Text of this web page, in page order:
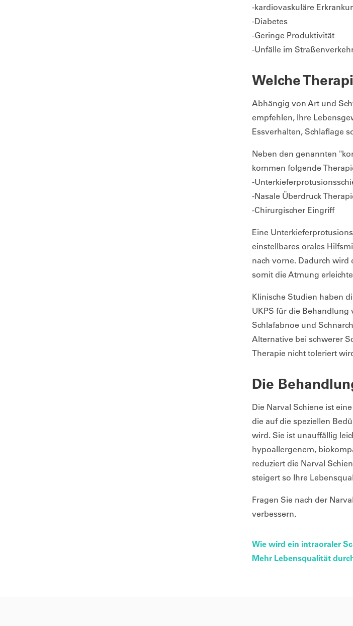
-kardiovaskuläre
-Diabetes
-Geringe Produktivität
-Unfälle im
Welche
Abhängig von Art und
empfehlen, Ihre
Essverhalten, Schlaflage
Neben den genannten
kommen folgende
-
-Nasale Überdruck
-Chirurgischer Eingriff
Eine
einstellbares orales
nach vorne. Dadurch
somit die Atmung
Klinische Studien haben
UKPS für die
Schlafabnoe und
Alternative bei schwerer
Therapie nicht toleriert
Die
Die Narval Schiene ist
die auf die speziellen
wird. Sie ist unauffällig
hypoallergenem,
reduziert die Narval
steigert so Ihre
Fragen Sie nach der
verbessern.
Wie wird ein intraoraler
Mehr Lebensqualität